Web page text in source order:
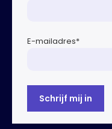
E-mailadres*